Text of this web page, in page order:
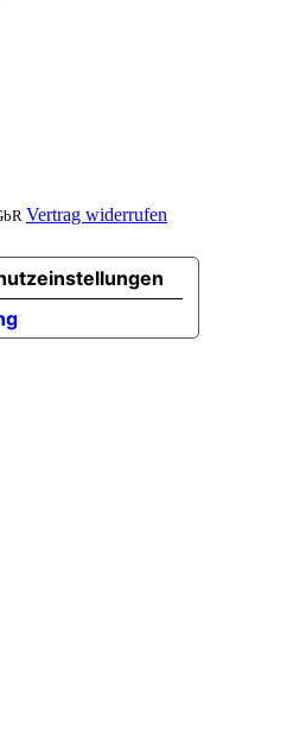
Vertrag widerrufen